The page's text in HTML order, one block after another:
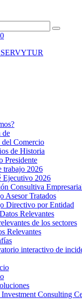
de
Comercio
de Historia
Presidente
trabajo 2026
Ejecutivo 2026
Consultiva
Asesor Tratados
Directivo por Entidad
Relevantes
de los sectores
Relevantes
interactivo de
Consulting